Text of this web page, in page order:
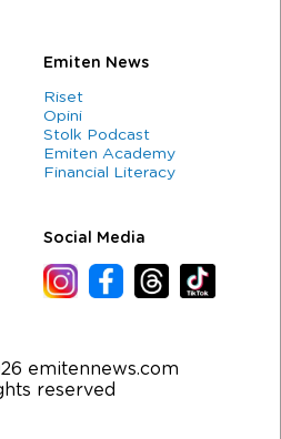
Emiten News
Riset
Opini
Stolk Podcast
Emiten Academy
Financial Literacy
Social Media
emitennews.com
reserved